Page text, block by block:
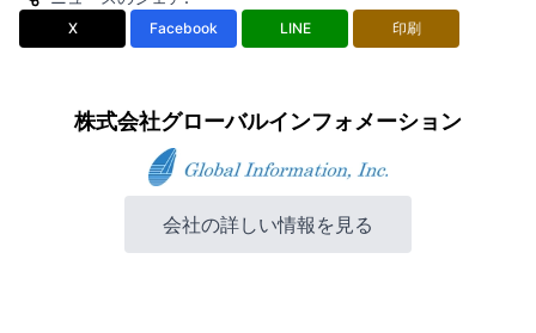
X Facebook LINE 印刷
株式会社グローバルインフォメーション
会社の詳しい情報を見る